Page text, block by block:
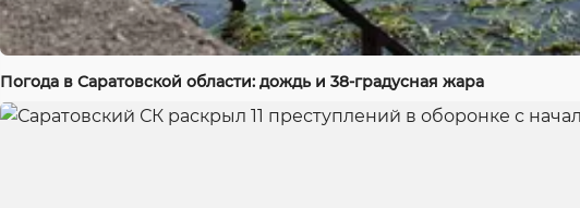
Погода в Саратовской области: дождь и 38-градусная жара